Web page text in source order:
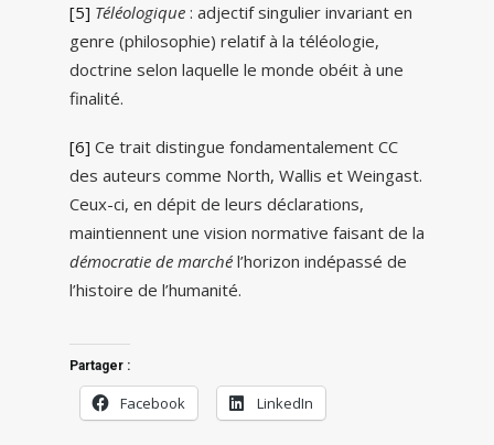
[5] Téléologique : adjectif singulier invariant en
genre (philosophie) relatif à la téléologie,
doctrine selon laquelle le monde obéit à une
finalité.
[6] Ce trait distingue fondamentalement CC
des auteurs comme North, Wallis et Weingast.
Ceux-ci, en dépit de leurs déclarations,
maintiennent une vision normative faisant de la
démocratie de marché l’horizon indépassé de
l’histoire de l’humanité.
Partager :
Facebook LinkedIn